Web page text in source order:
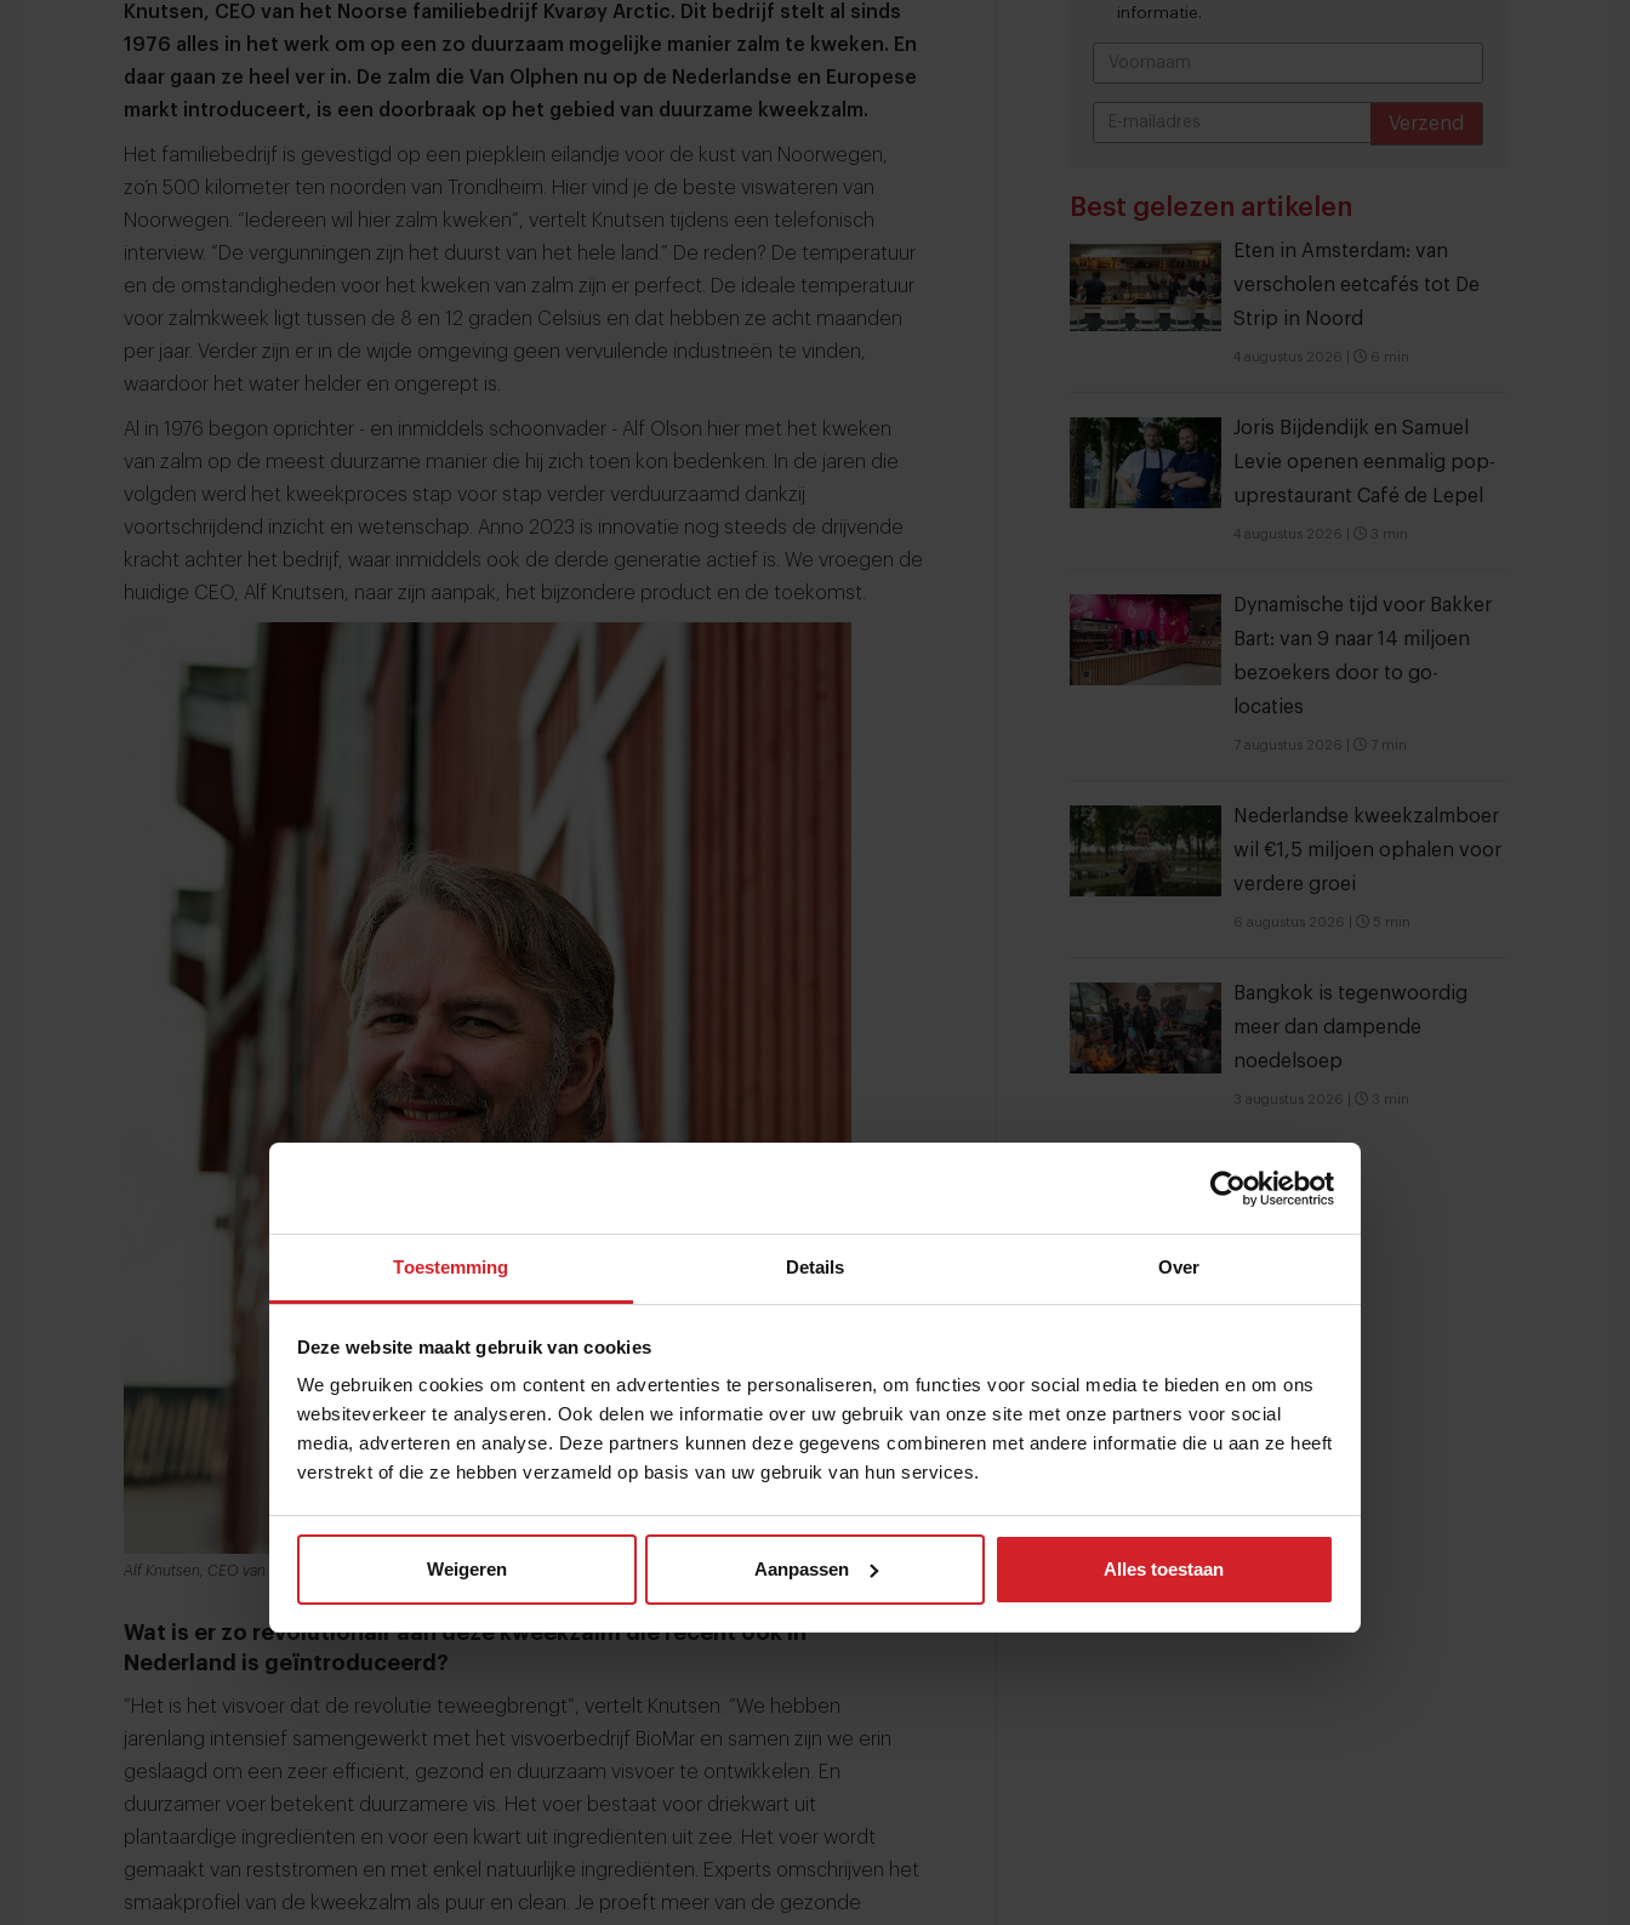
Toestemming Details Over
Deze website maakt gebruik van cookies
We gebruiken cookies om content en advertenties te personaliseren, om functies voor social media te bieden en om ons
websiteverkeer te analyseren. Ook delen we informatie over uw gebruik van onze site met onze partners voor social
media, adverteren en analyse. Deze partners kunnen deze gegevens combineren met andere informatie die u aan ze heeft
verstrekt of die ze hebben verzameld op basis van uw gebruik van hun services.
Weigeren Aanpassen Alles toestaan
Knutsen, CEO van het Noorse familiebedrijf Kvarøy Arctic. Dit bedrijf stelt al sinds
1976 alles in het werk om op een zo duurzaam mogelijke manier zalm te kweken. En
daar gaan ze heel ver in. De zalm die Van Olphen nu op de Nederlandse en Europese
markt introduceert, is een doorbraak op het gebied van duurzame kweekzalm.
Het familiebedrijf is gevestigd op een piepklein eilandje voor de kust van Noorwegen,
zo’n 500 kilometer ten noorden van Trondheim. Hier vind je de beste viswateren van
Noorwegen. “Iedereen wil hier zalm kweken”, vertelt Knutsen tijdens een telefonisch
interview. “De vergunningen zijn het duurst van het hele land.” De reden? De temperatuur
en de omstandigheden voor het kweken van zalm zijn er perfect. De ideale temperatuur
voor zalmkweek ligt tussen de 8 en 12 graden Celsius en dat hebben ze acht maanden
per jaar. Verder zijn er in de wijde omgeving geen vervuilende industrieën te vinden,
waardoor het water helder en ongerept is.
Al in 1976 begon oprichter - en inmiddels schoonvader - Alf Olson hier met het kweken
van zalm op de meest duurzame manier die hij zich toen kon bedenken. In de jaren die
volgden werd het kweekproces stap voor stap verder verduurzaamd dankzij
voortschrijdend inzicht en wetenschap. Anno 2023 is innovatie nog steeds de drijvende
kracht achter het bedrijf, waar inmiddels ook de derde generatie actief is. We vroegen de
huidige CEO, Alf Knutsen, naar zijn aanpak, het bijzondere product en de toekomst.
Alf Knutsen, CEO van Kvarøy Arctic
Wat is er zo revolutionair aan deze kweekzalm die recent ook in
Nederland is geïntroduceerd?
“Het is het visvoer dat de revolutie teweegbrengt”, vertelt Knutsen. “We hebben
jarenlang intensief samengewerkt met het visvoerbedrijf BioMar en samen zijn we erin
geslaagd om een zeer efficiënt, gezond en duurzaam visvoer te ontwikkelen. En
duurzamer voer betekent duurzamere vis. Het voer bestaat voor driekwart uit
plantaardige ingrediënten en voor een kwart uit ingrediënten uit zee. Het voer wordt
gemaakt van reststromen en met enkel natuurlijke ingrediënten. Experts omschrijven het
smaakprofiel van de kweekzalm als puur en clean. Je proeft meer van de gezonde
informatie.
Verzend
Best gelezen artikelen
Eten in Amsterdam: van
verscholen eetcafés tot De
Strip in Noord
4 augustus 2026 6 min
Joris Bijdendijk en Samuel
Levie openen eenmalig pop-
uprestaurant Café de Lepel
4 augustus 2026 3 min
Dynamische tijd voor Bakker
Bart: van 9 naar 14 miljoen
bezoekers door to go-
locaties
7 augustus 2026 7 min
Nederlandse kweekzalmboer
wil €1,5 miljoen ophalen voor
verdere groei
6 augustus 2026 5 min
Bangkok is tegenwoordig
meer dan dampende
noedelsoep
3 augustus 2026 3 min